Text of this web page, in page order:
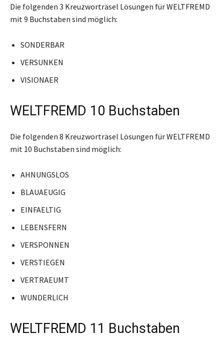
Die folgenden 3 Kreuzworträsel Lösungen für WELTFREMD
mit 9 Buchstaben sind möglich:
SONDERBAR
VERSUNKEN
VISIONAER
WELTFREMD 10 Buchstaben
Die folgenden 8 Kreuzworträsel Lösungen für WELTFREMD
mit 10 Buchstaben sind möglich:
AHNUNGSLOS
BLAUAEUGIG
EINFAELTIG
LEBENSFERN
VERSPONNEN
VERSTIEGEN
VERTRAEUMT
WUNDERLICH
WELTFREMD 11 Buchstaben